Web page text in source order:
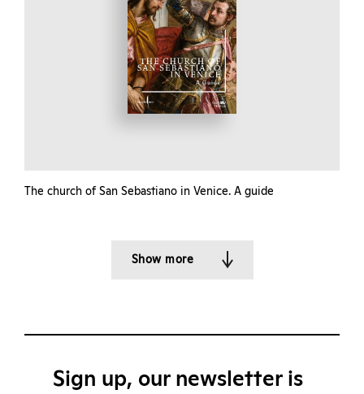
The church of San Sebastiano in Venice. A guide
Show more
Sign up, our newsletter is